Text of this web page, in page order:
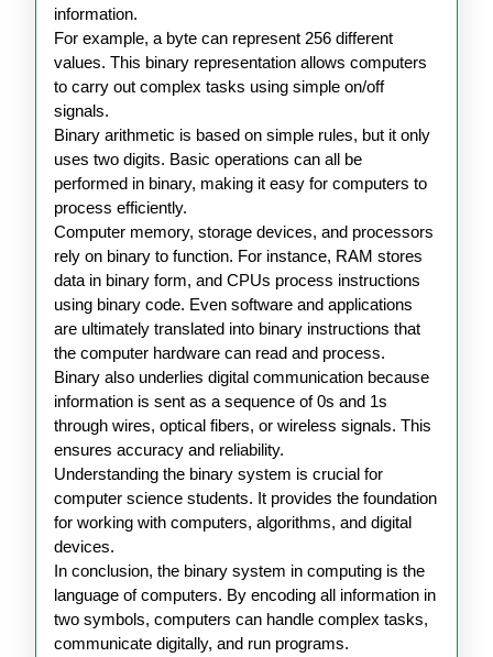
information.
For example, a byte can represent 256 different
values. This binary representation allows computers
to carry out complex tasks using simple on/off
signals.
Binary arithmetic is based on simple rules, but it only
uses two digits. Basic operations can all be
performed in binary, making it easy for computers to
process efficiently.
Computer memory, storage devices, and processors
rely on binary to function. For instance, RAM stores
data in binary form, and CPUs process instructions
using binary code. Even software and applications
are ultimately translated into binary instructions that
the computer hardware can read and process.
Binary also underlies digital communication because
information is sent as a sequence of 0s and 1s
through wires, optical fibers, or wireless signals. This
ensures accuracy and reliability.
Understanding the binary system is crucial for
computer science students. It provides the foundation
for working with computers, algorithms, and digital
devices.
In conclusion, the binary system in computing is the
language of computers. By encoding all information in
two symbols, computers can handle complex tasks,
communicate digitally, and run programs.